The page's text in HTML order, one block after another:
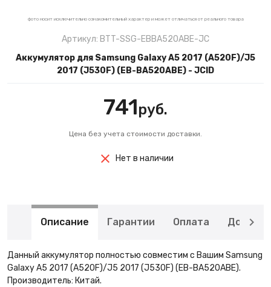
фото носит исключительно ознакомительный характер и может отличаться от реального товара
Артикул: BTT-SSG-EBBA520ABE-JC
Аккумулятор для Samsung Galaxy A5 2017 (A520F)/J5
2017 (J530F) (EB-BA520ABE) - JCID
741руб.
Цена без учета стоимости доставки.
Нет в наличии
Описание Гарантии Оплата
Данный аккумулятор полностью совместим с Вашим Samsung
Galaxy A5 2017 (A520F)/J5 2017 (J530F) (EB-BA520ABE).
Производитель: Китай.